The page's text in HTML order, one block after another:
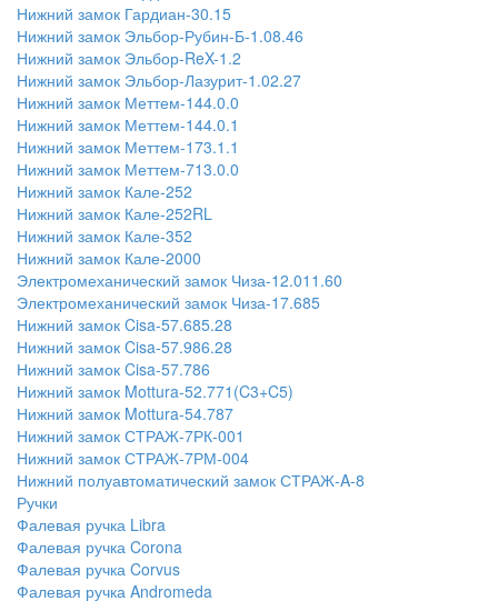
Нижний замок Гардиан-30.15
Нижний замок Эльбор-Рубин-Б-1.08.46
Нижний замок Эльбор-ReX-1.2
Нижний замок Эльбор-Лазурит-1.02.27
Нижний замок Меттем-144.0.0
Нижний замок Меттем-144.0.1
Нижний замок Меттем-173.1.1
Нижний замок Меттем-713.0.0
Нижний замок Кале-252
Нижний замок Кале-252RL
Нижний замок Кале-352
Нижний замок Кале-2000
Электромеханический замок Чиза-12.011.60
Электромеханический замок Чиза-17.685
Нижний замок Cisa-57.685.28
Нижний замок Cisa-57.986.28
Нижний замок Cisa-57.786
Нижний замок Mottura-52.771(C3+C5)
Нижний замок Mottura-54.787
Нижний замок СТРАЖ-7РК-001
Нижний замок СТРАЖ-7РМ-004
Нижний полуавтоматический замок СТРАЖ-A-8
Ручки
Фалевая ручка Libra
Фалевая ручка Corona
Фалевая ручка Corvus
Фалевая ручка Andromeda